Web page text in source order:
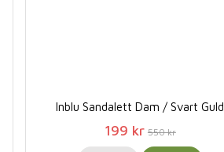
Inblu Sandalett Dam / Svart Guld
199 kr 550 kr